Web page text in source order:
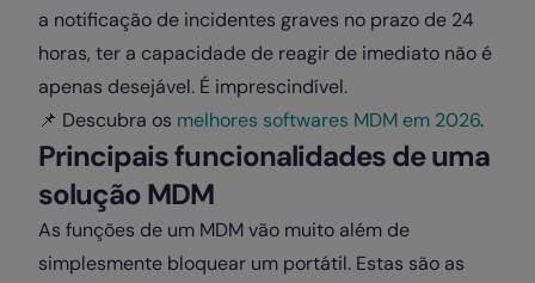
a notificação de incidentes graves no prazo de 24
horas, ter a capacidade de reagir de imediato não é
apenas desejável. É imprescindível.
📌 Descubra os melhores softwares MDM em 2026.
Principais funcionalidades de uma
solução MDM
As funções de um MDM vão muito além de
simplesmente bloquear um portátil. Estas são as